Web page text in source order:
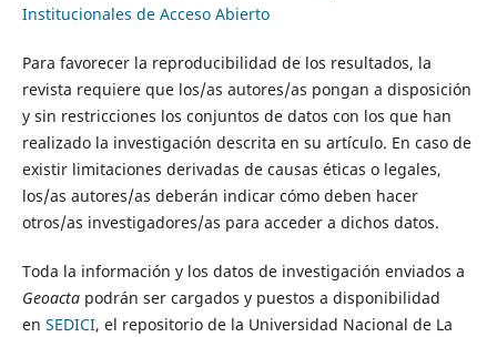
Institucionales de Acceso Abierto
Para favorecer la reproducibilidad de los resultados, la
revista requiere que los/as autores/as pongan a disposición
y sin restricciones los conjuntos de datos con los que han
realizado la investigación descrita en su artículo. En caso de
existir limitaciones derivadas de causas éticas o legales,
los/as autores/as deberán indicar cómo deben hacer
otros/as investigadores/as para acceder a dichos datos.
Toda la información y los datos de investigación enviados a
Geoacta podrán ser cargados y puestos a disponibilidad
en SEDICI, el repositorio de la Universidad Nacional de La